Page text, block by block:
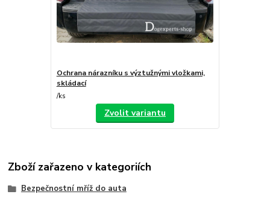
Ochrana nárazníku s výztužnými vložkami,
skládací
/ks
Zvolit variantu
Zboží zařazeno v kategoriích
Bezpečnostní mříž do auta